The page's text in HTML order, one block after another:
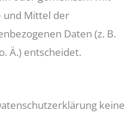
und Mittel der
Daten (z. B.
Ä.) entscheidet.
keine